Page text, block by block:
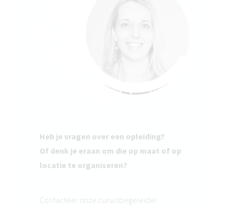
Heb je vragen over een opleiding?
Of denk je eraan om die op maat of op
locatie te organiseren?
Contacteer onze cursusbegeleider